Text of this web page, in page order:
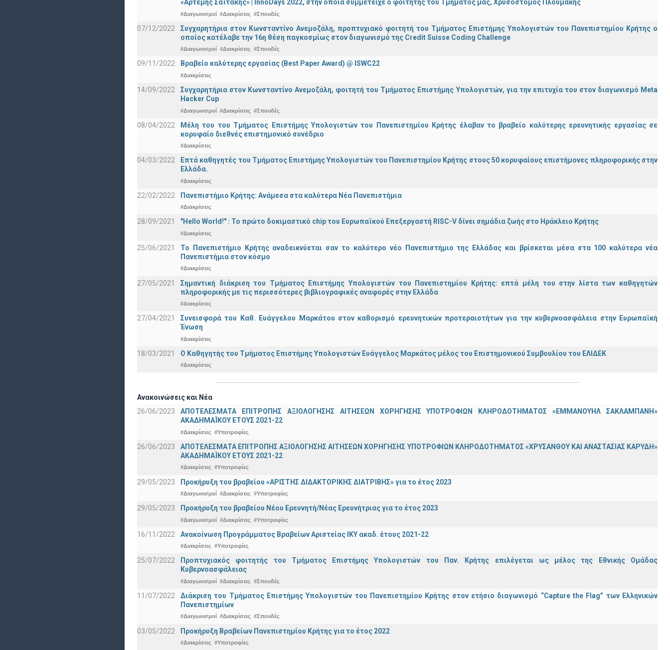
«Αρτέμης Σαϊτάκης» | InnoDays 2022, στην οποία συμμετείχε ο φοιτητής του Τμήματός μας, Χρυσόστομος Πλουμάκης
#Διαγωνισμοί #Διακρίσεις #Σπουδές
07/12/2022
Συγχαρητήρια στον Κωνσταντίνο Ανεμοζάλη, προπτυχιακό φοιτητή του Τμήματος Επιστήμης Υπολογιστών του Πανεπιστημίου Κρήτης ο
οποίος κατέλαβε την 16η θέση παγκοσμίως στον διαγωνισμό της Credit Suisse Coding Challenge
#Διαγωνισμοί #Διακρίσεις #Σπουδές
09/11/2022 Βραβείο καλύτερης εργασίας (Best Paper Award) @ ISWC22
#Διακρίσεις
14/09/2022
Συγχαρητήρια στον Κωνσταντίνο Ανεμοζάλη, φοιτητή του Τμήματος Επιστήμης Υπολογιστών, για την επιτυχία του στον διαγωνισμό Meta
Hacker Cup
#Διαγωνισμοί #Διακρίσεις #Σπουδές
08/04/2022
Μέλη του του Τμήματος Επιστήμης Υπολογιστών του Πανεπιστημίου Κρήτης έλαβαν το βραβείο καλύτερης ερευνητικής εργασίας σε
κορυφαίο διεθνές επιστημονικό συνέδριο
#Διακρίσεις
04/03/2022
Επτά καθηγητές του Τμήματος Επιστήμης Υπολογιστών του Πανεπιστημίου Κρήτης στους 50 κορυφαίους επιστήμονες πληροφορικής στην
Ελλάδα.
#Διακρίσεις
22/02/2022 Πανεπιστήμιο Κρήτης: Ανάμεσα στα καλύτερα Νέα Πανεπιστήμια
#Διακρίσεις
28/09/2021 "Hello World!" : Το πρώτο δοκιμαστικό chip του Ευρωπαϊκού Επεξεργαστή RISC-V δίνει σημάδια ζωής στο Ηράκλειο Κρήτης
#Διακρίσεις
25/06/2021
Το Πανεπιστήμιο Κρήτης αναδεικνύεται σαν το καλύτερο νέο Πανεπιστήμιο της Ελλάδας και βρίσκεται μέσα στα 100 καλύτερα νέα
Πανεπιστήμια στον κόσμο
#Διακρίσεις
27/05/2021
Σημαντική διάκριση του Τμήματος Επιστήμης Υπολογιστών του Πανεπιστημίου Κρήτης: επτά μέλη του στην λίστα των καθηγητών
πληροφορικής με τις περισσότερες βιβλιογραφικές αναφορές στην Ελλάδα
#Διακρίσεις
27/04/2021
Συνεισφορά του Καθ. Ευάγγελου Μαρκάτου στον καθορισμό ερευνητικών προτεραιοτήτων για την κυβερνοασφάλεια στην Ευρωπαϊκή
Ένωση
#Διακρίσεις
18/03/2021 Ο Καθηγητής του Τμήματος Επιστήμης Υπολογιστών Ευάγγελος Μαρκάτος μέλος του Επιστημονικού Συμβουλίου του ΕΛΙΔΕΚ
#Διακρίσεις
Ανακοινώσεις και Νέα
26/06/2023
ΑΠΟΤΕΛΕΣΜΑΤΑ ΕΠΙΤΡΟΠΗΣ ΑΞΙΟΛΟΓΗΣΗΣ ΑΙΤΗΣΕΩΝ ΧΟΡΗΓΗΣΗΣ ΥΠΟΤΡΟΦΙΩΝ ΚΛΗΡΟΔΟΤΗΜΑΤΟΣ «ΕΜΜΑΝΟΥΗΛ ΣΑΚΛΑΜΠΑΝΗ»
ΑΚΑΔΗΜΑΪΚΟΥ ΕΤΟΥΣ 2021-22
#Διακρίσεις #Υποτροφίες
26/06/2023
ΑΠΟΤΕΛΕΣΜΑΤΑ ΕΠΙΤΡΟΠΗΣ ΑΞΙΟΛΟΓΗΣΗΣ ΑΙΤΗΣΕΩΝ ΧΟΡΗΓΗΣΗΣ ΥΠΟΤΡΟΦΙΩΝ ΚΛΗΡΟΔΟΤΗΜΑΤΟΣ «ΧΡΥΣΑΝΘΟΥ ΚΑΙ ΑΝΑΣΤΑΣΙΑΣ ΚΑΡΥΔΗ»
ΑΚΑΔΗΜΑΪΚΟΥ ΕΤΟΥΣ 2021-22
#Διακρίσεις #Υποτροφίες
29/05/2023 Προκήρυξη του βραβείου «ΑΡΙΣΤΗΣ ΔΙΔΑΚΤΟΡΙΚΗΣ ΔΙΑΤΡΙΒΗΣ» για το έτος 2023
#Διαγωνισμοί #Διακρίσεις #Υποτροφίες
29/05/2023 Προκήρυξη του βραβείου Νέου Ερευνητή/Νέας Ερευνήτριας για το έτος 2023
#Διαγωνισμοί #Διακρίσεις #Υποτροφίες
16/11/2022 Ανακοίνωση Προγράμματος Βραβείων Αριστείας ΙΚΥ ακαδ. έτους 2021-22
#Διακρίσεις #Υποτροφίες
25/07/2022
Προπτυχιακός φοιτητής του Τμήματος Επιστήμης Υπολογιστών του Παν. Κρήτης επιλέγεται ως μέλος της Εθνικής Ομάδας
Κυβερνοασφάλειας
#Διαγωνισμοί #Διακρίσεις #Σπουδές
11/07/2022
Διάκριση του Τμήματος Επιστήμης Υπολογιστών του Πανεπιστημίου Κρήτης στον ετήσιο διαγωνισμό “Capture the Flag” των Ελληνικών
Πανεπιστημίων
#Διαγωνισμοί #Διακρίσεις #Σπουδές
03/05/2022 Προκήρυξη Βραβείων Πανεπιστημίου Κρήτης για το έτος 2022
#Διακρίσεις #Υποτροφίες